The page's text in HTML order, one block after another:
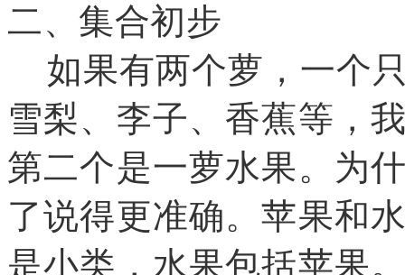
二、集合初步
如果有两个萝，一个
雪梨、李子、香蕉等，
第二个是一萝水果。为
了说得更准确。苹果和
是小类，水果包括苹果